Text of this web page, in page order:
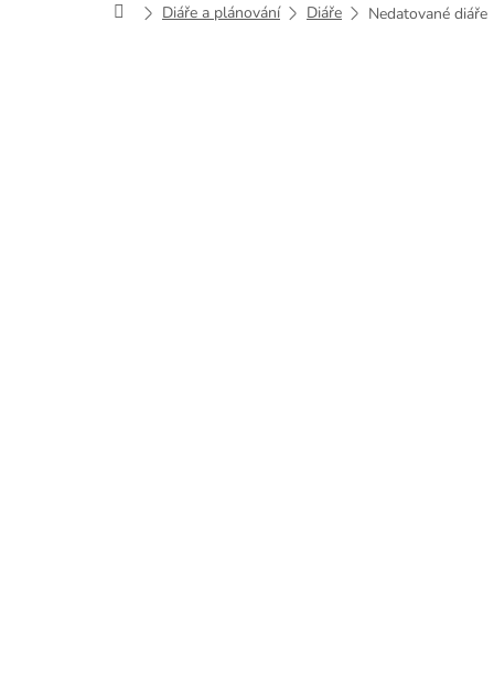
DomůDiáře a plánování Diáře Nedatované diáře